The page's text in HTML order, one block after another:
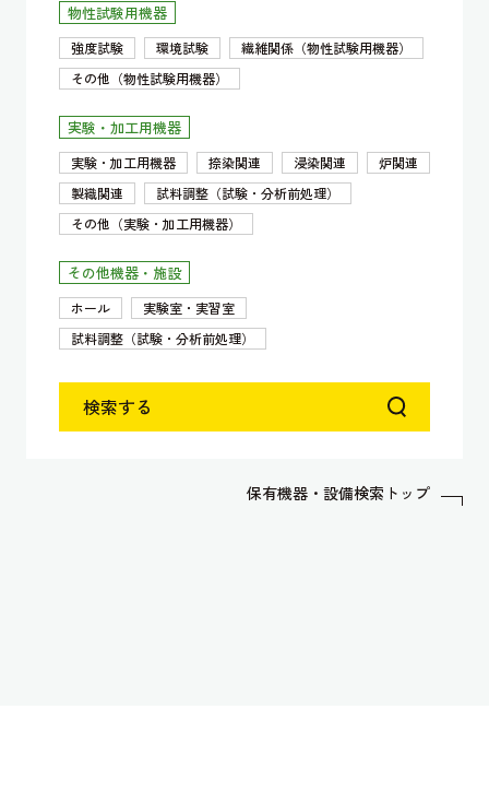
物性試験用機器
強度試験 環境試験
繊維関係（物性試験用機器）
その他（物性試験用機器）
実験・加工用機器
実験・加工用機器 捺染関連 浸染関連
炉関連
製織関連
試料調整（試験・分析前処理）
その他（実験・加工用機器）
その他機器・施設
ホール
実験室・実習室
試料調整（試験・分析前処理）
検索する
保有機器・設備検索トップ